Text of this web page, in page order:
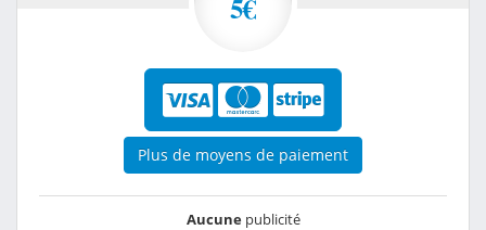
5€
Plus de moyens de paiement
Aucunepublicité